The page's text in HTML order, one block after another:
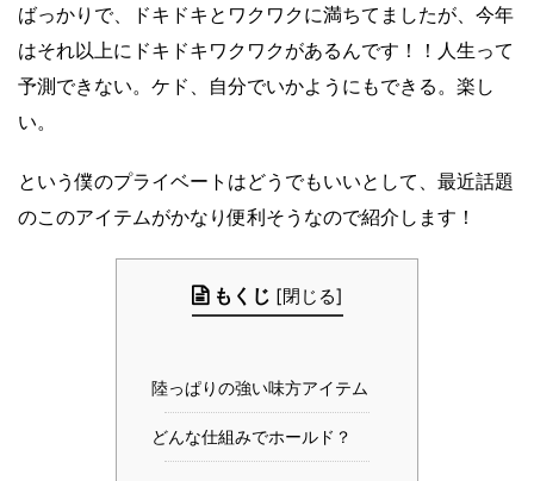
ばっかりで、ドキドキとワクワクに満ちてましたが、今年
はそれ以上にドキドキワクワクがあるんです！！人生って
予測できない。ケド、自分でいかようにもできる。楽し
い。
という僕のプライベートはどうでもいいとして、最近話題
のこのアイテムがかなり便利そうなので紹介します！
もくじ [閉じる]
陸っぱりの強い味方アイテム
どんな仕組みでホールド？